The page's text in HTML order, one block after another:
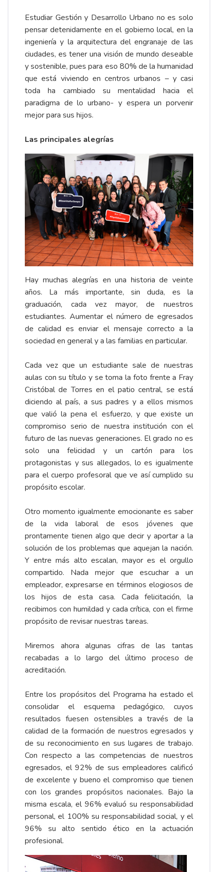
Estudiar Gestión y Desarrollo Urbano no es solo
pensar detenidamente en el gobierno local, en la
ingeniería y la arquitectura del engranaje de las
ciudades, es tener una visión de mundo deseable
y sostenible, pues para eso 80% de la humanidad
que está viviendo en centros urbanos – y casi
toda ha cambiado su mentalidad hacia el
paradigma de lo urbano- y espera un porvenir
mejor para sus hijos.
Las principales alegrías
Hay muchas alegrías en una historia de veinte
años. La más importante, sin duda, es la
graduación, cada vez mayor, de nuestros
estudiantes. Aumentar el número de egresados
de calidad es enviar el mensaje correcto a la
sociedad en general y a las familias en particular.
Cada vez que un estudiante sale de nuestras
aulas con su título y se toma la foto frente a Fray
Cristóbal de Torres en el patio central, se está
diciendo al país, a sus padres y a ellos mismos
que valió la pena el esfuerzo, y que existe un
compromiso serio de nuestra institución con el
futuro de las nuevas generaciones. El grado no es
solo una felicidad y un cartón para los
protagonistas y sus allegados, lo es igualmente
para el cuerpo profesoral que ve así cumplido su
propósito escolar.
Otro momento igualmente emocionante es saber
de la vida laboral de esos jóvenes que
prontamente tienen algo que decir y aportar a la
solución de los problemas que aquejan la nación.
Y entre más alto escalan, mayor es el orgullo
compartido. Nada mejor que escuchar a un
empleador, expresarse en términos elogiosos de
los hijos de esta casa. Cada felicitación, la
recibimos con humildad y cada crítica, con el firme
propósito de revisar nuestras tareas.
Miremos ahora algunas cifras de las tantas
recabadas a lo largo del último proceso de
acreditación.
Entre los propósitos del Programa ha estado el
consolidar el esquema pedagógico, cuyos
resultados fuesen ostensibles a través de la
calidad de la formación de nuestros egresados y
de su reconocimiento en sus lugares de trabajo.
Con respecto a las competencias de nuestros
egresados, el 92% de sus empleadores calificó
de excelente y bueno el compromiso que tienen
con los grandes propósitos nacionales. Bajo la
misma escala, el 96% evaluó su responsabilidad
personal, el 100% su responsabilidad social, y el
96% su alto sentido ético en la actuación
profesional.